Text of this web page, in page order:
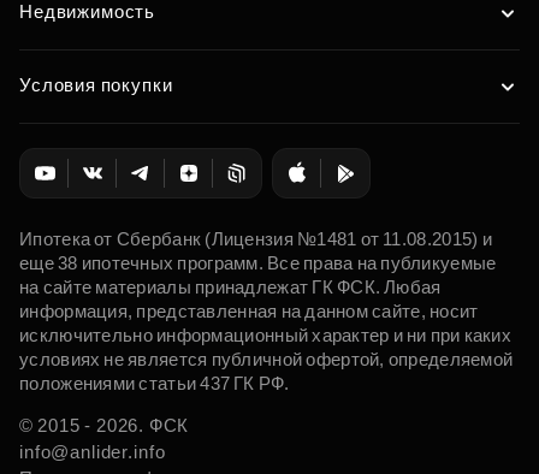
Недвижимость
Условия покупки
Ипотека от Сбербанк (Лицензия №1481 от 11.08.2015) и
еще 38 ипотечных программ. Все права на публикуемые
на сайте материалы принадлежат ГК ФСК. Любая
информация, представленная на данном сайте, носит
исключительно информационный характер и ни при каких
условиях не является публичной офертой, определяемой
положениями статьи 437 ГК РФ.
© 2015 - 2026. ФСК
info@anlider.info